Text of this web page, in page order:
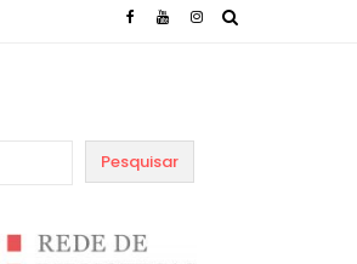
Pesquisar